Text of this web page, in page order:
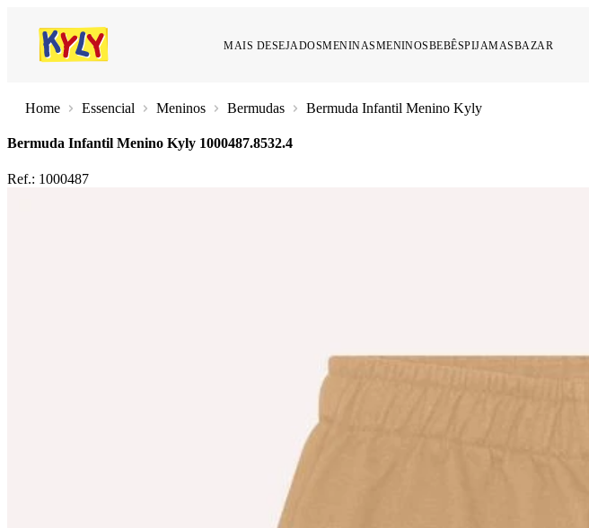
MAIS DESEJADOSMENINASMENINOSBEBÊSPIJAMASBAZAR
Essencial Meninos Bermudas Bermuda Infantil Menino Kyly
Bermuda Infantil Menino Kyly 1000487.8532.4
Ref.: 1000487